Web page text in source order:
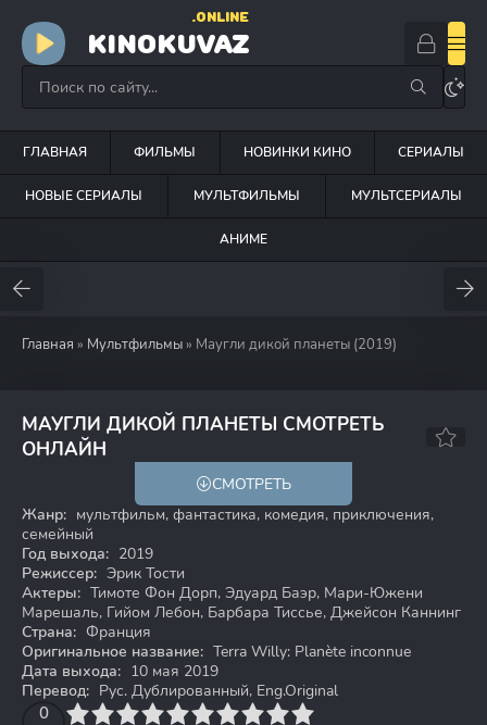
KINOKUVAZ
.ONLINE
ГЛАВНАЯ ФИЛЬМЫ НОВИНКИ КИНО СЕРИАЛЫ
НОВЫЕ СЕРИАЛЫ МУЛЬТФИЛЬМЫ МУЛЬТСЕРИАЛЫ
АНИМЕ
Главная » Мультфильмы » Маугли дикой планеты (2019)
МАУГЛИ ДИКОЙ ПЛАНЕТЫ СМОТРЕТЬ
ОНЛАЙН
СМОТРЕТЬ
Жанр: мультфильм, фантастика, комедия, приключения,
семейный
Год выхода: 2019
Режиссер: Эрик Тости
Актеры: Тимоте Фон Дорп, Эдуард Баэр, Мари-Южени
Марешаль, Гийом Лебон, Барбара Тиссье, Джейсон Каннинг
Страна: Франция
Оригинальное название: Terra Willy: Planète inconnue
Дата выхода: 10 мая 2019
Перевод: Рус. Дублированный, Eng.Original
0
4 6 7 8 9 10